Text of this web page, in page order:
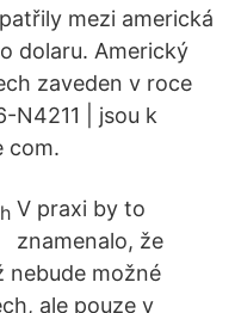
mezi americká
dolaru. Americký
zaveden v roce
N4211 | jsou k
com.
V praxi by to
znamenalo, že
nebude možné
ale pouze v